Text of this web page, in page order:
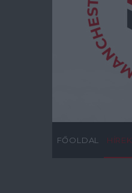
FŐOLDAL HÍREK